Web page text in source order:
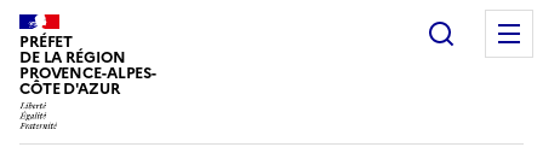
PRÉFET
DE LA RÉGION
PROVENCE-ALPES-
CÔTE D'AZUR